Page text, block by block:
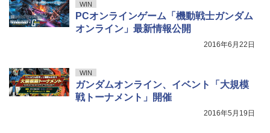
WIN
PCオンラインゲーム「機動戦士ガンダム
オンライン」最新情報公開
2016年6月22日
WIN
ガンダムオンライン、イベント「大規模
戦トーナメント」開催
2016年5月19日